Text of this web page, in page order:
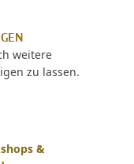
weitere
zu lassen.
&